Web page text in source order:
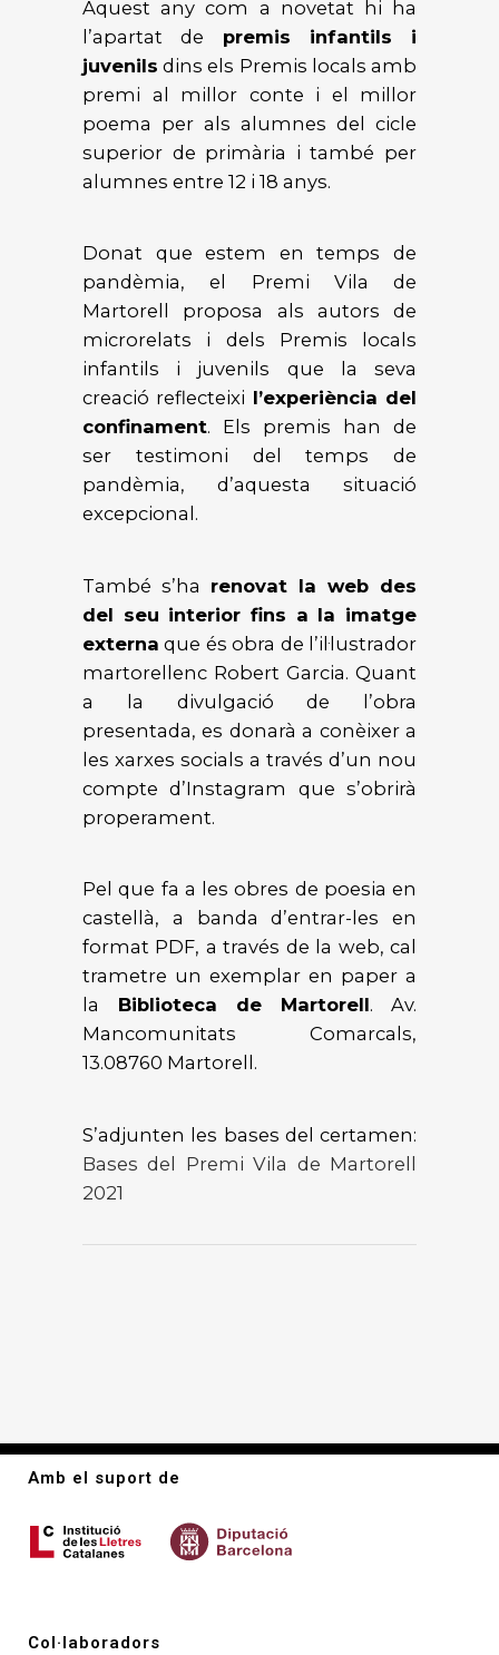
Aquest any com a novetat hi ha
l’apartat de premis infantils i
juvenils dins els Premis locals amb
premi al millor conte i el millor
poema per als alumnes del cicle
superior de primària i també per
alumnes entre 12 i 18 anys.
Donat que estem en temps de
pandèmia, el Premi Vila de
Martorell proposa als autors de
microrelats i dels Premis locals
infantils i juvenils que la seva
creació reflecteixi l’experiència del
confinament. Els premis han de
ser testimoni del temps de
pandèmia, d’aquesta situació
excepcional.
També s’ha renovat la web des
del seu interior fins a la imatge
externa que és obra de l’il·lustrador
martorellenc Robert Garcia. Quant
a la divulgació de l’obra
presentada, es donarà a conèixer a
les xarxes socials a través d’un nou
compte d’Instagram que s’obrirà
properament.
Pel que fa a les obres de poesia en
castellà, a banda d’entrar-les en
format PDF, a través de la web, cal
trametre un exemplar en paper a
la Biblioteca de Martorell. Av.
Mancomunitats Comarcals,
13.08760 Martorell.
S’adjunten les bases del certamen:
Bases del Premi Vila de Martorell
2021
Amb el suport de
Col·laboradors